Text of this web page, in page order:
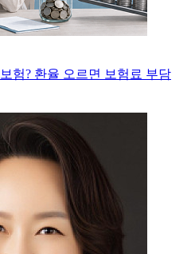
험? 환율 오르면 보험료 부담